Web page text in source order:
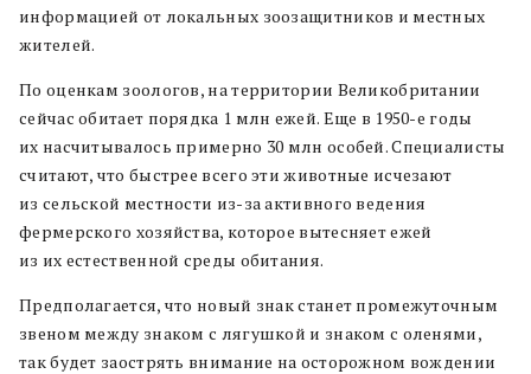
информацией от локальных зоозащитников и местных
жителей.
По оценкам зоологов, на территории Великобритании
сейчас обитает порядка 1 млн ежей. Еще в 1950-е годы
их насчитывалось примерно 30 млн особей. Специалисты
считают, что быстрее всего эти животные исчезают
из сельской местности из-за активного ведения
фермерского хозяйства, которое вытесняет ежей
из их естественной среды обитания.
Предполагается, что новый знак станет промежуточным
звеном между знаком с лягушкой и знаком с оленями,
так будет заострять внимание на осторожном вождении